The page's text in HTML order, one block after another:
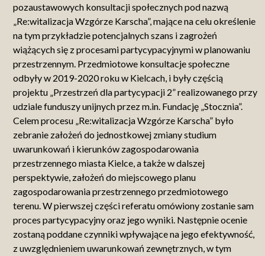
pozaustawowych konsultacji społecznych pod nazwą
„Re:witalizacja Wzgórze Karscha”, mające na celu określenie
na tym przykładzie potencjalnych szans i zagrożeń
wiążących się z procesami partycypacyjnymi w planowaniu
przestrzennym. Przedmiotowe konsultacje społeczne
odbyły w 2019-2020 roku w Kielcach, i były częścią
projektu „Przestrzeń dla partycypacji 2” realizowanego przy
udziale funduszy unijnych przez m.in. Fundację „Stocznia”.
Celem procesu „Re:witalizacja Wzgórze Karscha” było
zebranie założeń do jednostkowej zmiany studium
uwarunkowań i kierunków zagospodarowania
przestrzennego miasta Kielce, a także w dalszej
perspektywie, założeń do miejscowego planu
zagospodarowania przestrzennego przedmiotowego
terenu. W pierwszej części referatu omówiony zostanie sam
proces partycypacyjny oraz jego wyniki. Następnie ocenie
zostaną poddane czynniki wpływające na jego efektywność,
z uwzględnieniem uwarunkowań zewnętrznych, w tym